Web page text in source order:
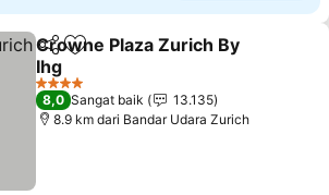
BagikanTambahkan ke favorit
Crowne Plaza Zurich By
Ihg
4 Bintang
8,0 Sangat baik
13.135
8.9 km dari Bandar Udara Zurich